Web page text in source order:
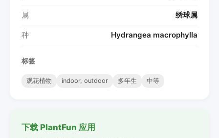
属 绣球属
种 Hydrangea macrophylla
标签
观花植物 indoor, outdoor 多年生 中等
下载 PlantFun 应用